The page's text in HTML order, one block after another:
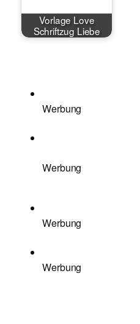
Vorlage Love
Schriftzug Liebe
Werbung
Werbung
Werbung
Werbung